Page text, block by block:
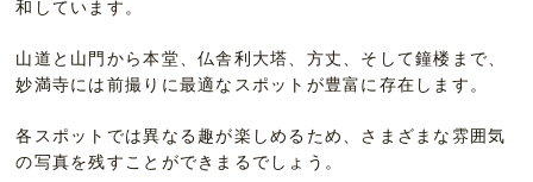
和しています。
山道と山門から本堂、仏舎利大塔、方丈、そして鐘楼まで、
妙満寺には前撮りに最適なスポットが豊富に存在します。
各スポットでは異なる趣が楽しめるため、さまざまな雰囲気
の写真を残すことができまるでしょう。